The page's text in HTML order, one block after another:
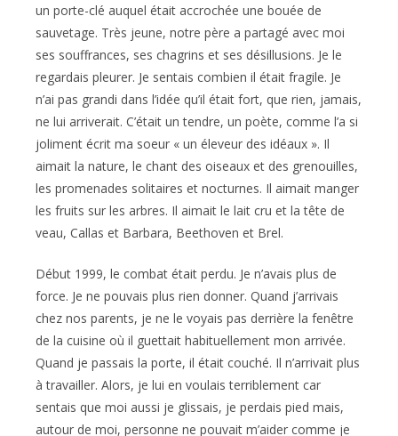
un porte-clé auquel était accrochée une bouée de
sauvetage. Très jeune, notre père a partagé avec moi
ses souffrances, ses chagrins et ses désillusions. Je le
regardais pleurer. Je sentais combien il était fragile. Je
n’ai pas grandi dans l’idée qu’il était fort, que rien, jamais,
ne lui arriverait. C’était un tendre, un poète, comme l’a si
joliment écrit ma soeur « un éleveur des idéaux ». Il
aimait la nature, le chant des oiseaux et des grenouilles,
les promenades solitaires et nocturnes. Il aimait manger
les fruits sur les arbres. Il aimait le lait cru et la tête de
veau, Callas et Barbara, Beethoven et Brel.
Début 1999, le combat était perdu. Je n’avais plus de
force. Je ne pouvais plus rien donner. Quand j’arrivais
chez nos parents, je ne le voyais pas derrière la fenêtre
de la cuisine où il guettait habituellement mon arrivée.
Quand je passais la porte, il était couché. Il n’arrivait plus
à travailler. Alors, je lui en voulais terriblement car
sentais que moi aussi je glissais, je perdais pied mais,
autour de moi, personne ne pouvait m’aider comme je